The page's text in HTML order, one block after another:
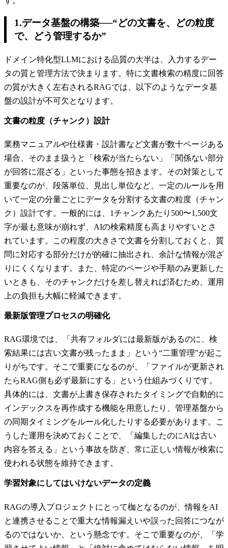
1.データ基盤の構築──“どの文書を、どの粒度
で、どう管理するか”
ドメイン特化型LLMにおける品質の大半は、入力するデー
タの質と管理方法で決まります。特に文書検索の精度に回答
の質が大きく左右されるRAGでは、以下のようなデータ基
盤の設計が不可欠となります。
文書の粒度（チャンク）設計
業務マニュアルや仕様書・設計書など文書が数十ページある
場合、そのまま扱うと「検索が当たらない」「関係ない部分
が回答に混ざる」といった事態を招きます。その対策として
重要なのが、段落単位、見出し単位など、一定のルールを用
いて一定の分量ごとにデータを分割する文書の粒度（チャン
ク）設計です。一般的には、1チャンクあたり500〜1,500文
字が最も意味が崩れず、AIの検索精度も高まりやすいとさ
れています。この程度の大きさで文書を分割しておくと、質
問に対応する部分だけが的確に抽出され、余計な情報が混ざ
りにくくなります。また、特定のページや手順のみ更新した
いときも、そのチャンクだけを差し替えれば済むため、運用
上の負担も大幅に軽減できます。
最新版管理プロセスの明確化
RAG環境では、「共有フォルダには最新版があるのに、検
索結果には古い文書が残ったまま」という“二重管理”が起こ
りがちです。そこで重要になるのが、「ファイルが更新され
たらRAG側も必ず最新にする」という仕組みづくりです。
具体的には、文書が上書き保存されたタイミングで自動的に
インデックスを再作成する機能を用意したり、管理基盤から
の同期タイミングをルール化したりする必要があります。こ
うした運用を決めておくことで、「編集したのにAIは古い
内容を答える」という事故を防ぎ、常に正しい情報が検索に
使われる状態を維持できます。
学習対象にしてはいけないデータの定義
RAGの導入プロジェクトにとって枷となるのが、情報をAI
と連携させることで重大な情報漏えいや誤った回答につなが
るのではないか、という懸念です。そこで重要なのが、「学